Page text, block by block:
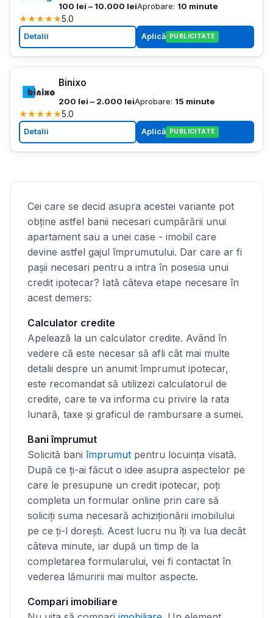
100 lei – 10.000 leiAprobare: 10 minute
★★★★★5.0
Detalii Aplică PUBLICITATE
Binixo
200 lei – 2.000 leiAprobare: 15 minute
★★★★★5.0
Detalii Aplică PUBLICITATE
Cei care se decid asupra acestei variante pot
obține astfel banii necesari cumpărării unui
apartament sau a unei case - imobil care
devine astfel gajul împrumutului. Dar care ar fi
pașii necesari pentru a intra în posesia unui
credit ipotecar? Iată câteva etape necesare în
acest demers:
Calculator credite
Apelează la un calculator credite. Având în
vedere că este necesar să afli cât mai multe
detalii despre un anumit împrumut ipotecar,
este recomandat să utilizezi calculatorul de
credite, care te va informa cu privire la rata
lunară, taxe și graficul de rambursare a sumei.
Bani împrumut
Solicită bani împrumut pentru locuința visată.
După ce ți-ai făcut o idee asupra aspectelor pe
care le presupune un credit ipotecar, poți
completa un formular online prin care să
soliciți suma necesară achiziționării imobilului
pe ce ți-l dorești. Acest lucru nu îți va lua decât
câteva minute, iar după un timp de la
completarea formularului, vei fi contactat în
vederea lămuririi mai multor aspecte.
Compari imobiliare